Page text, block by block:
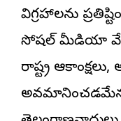
విగ్రహాలను
సోషల్ మీడియా
రాష్ట్ర